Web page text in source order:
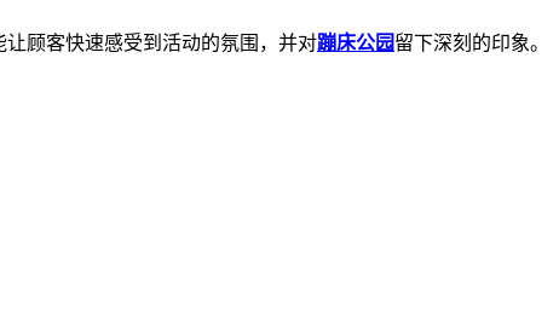
顾客快速感受到活动的氛围，并对蹦床公园留下深刻的印象。